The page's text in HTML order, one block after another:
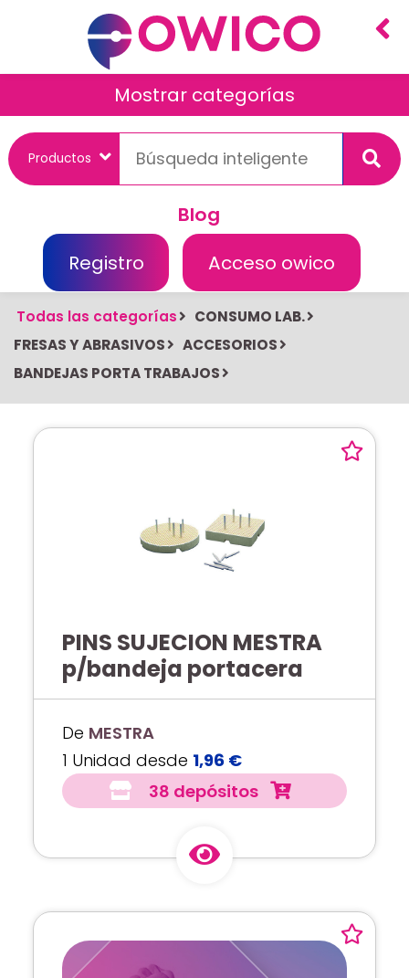
Mostrar categorías
Blog
Registro
Acceso owico
Todas las categorías
CONSUMO LAB.
FRESAS Y ABRASIVOS
ACCESORIOS
BANDEJAS PORTA TRABAJOS
PINS SUJECION MESTRA
p/bandeja portacera
De MESTRA
1 Unidad desde 1,96 €
38 depósitos